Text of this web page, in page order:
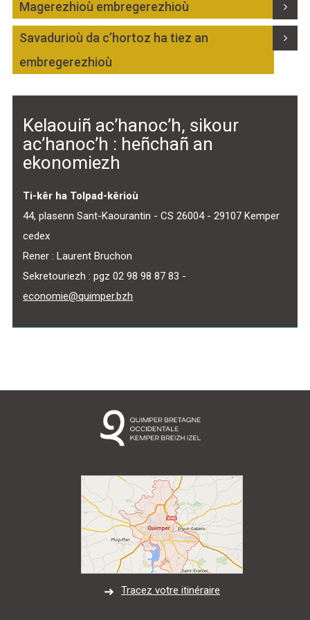
Magerezhioù embregerezhioù
Savadurioù da c’hortoz ha tiez an
embregerezhioù
Kelaouiñ ac’hanoc’h, sikour
ac’hanoc’h : heñchañ an
ekonomiezh
Ti-kêr ha Tolpad-kêrioù
44, plasenn Sant-Kaourantin - CS 26004 - 29107 Kemper
cedex
Rener : Laurent Bruchon
Sekretouriezh : pgz 02 98 98 87 83 -
economie@quimper.bzh
Tracez votre itinéraire